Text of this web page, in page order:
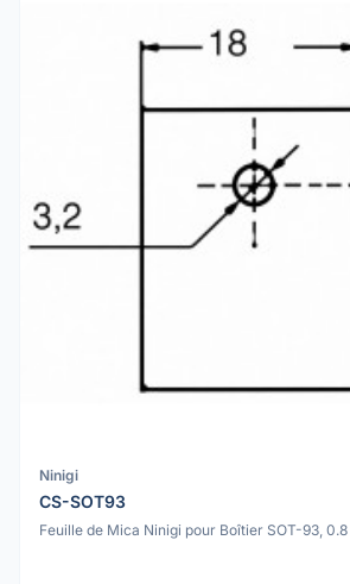
Ninigi
CS-SOT93
Feuille de Mica Ninigi pour Boîtier SOT-93,